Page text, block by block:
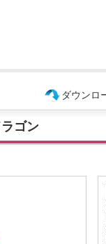
ダウンロ
ゴン